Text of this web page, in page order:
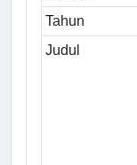
Tahun
Judul